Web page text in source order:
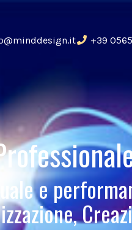
+39
e